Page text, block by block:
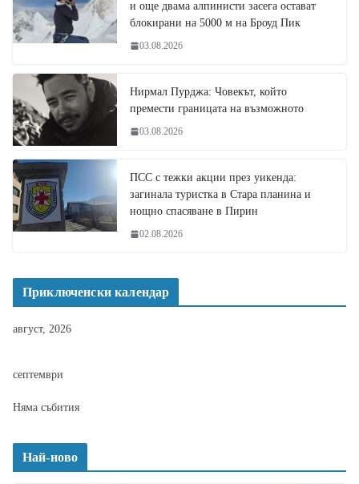
и още двама алпинисти засега остават
блокирани на 5000 м на Броуд Пик
03.08.2026
Нирмал Пурджа: Човекът, който
премести границата на възможното
03.08.2026
ПСС с тежки акции през уикенда:
загинала туристка в Стара планина и
нощно спасяване в Пирин
02.08.2026
Приключенски календар
август, 2026
септември
Няма събития
Най-ново